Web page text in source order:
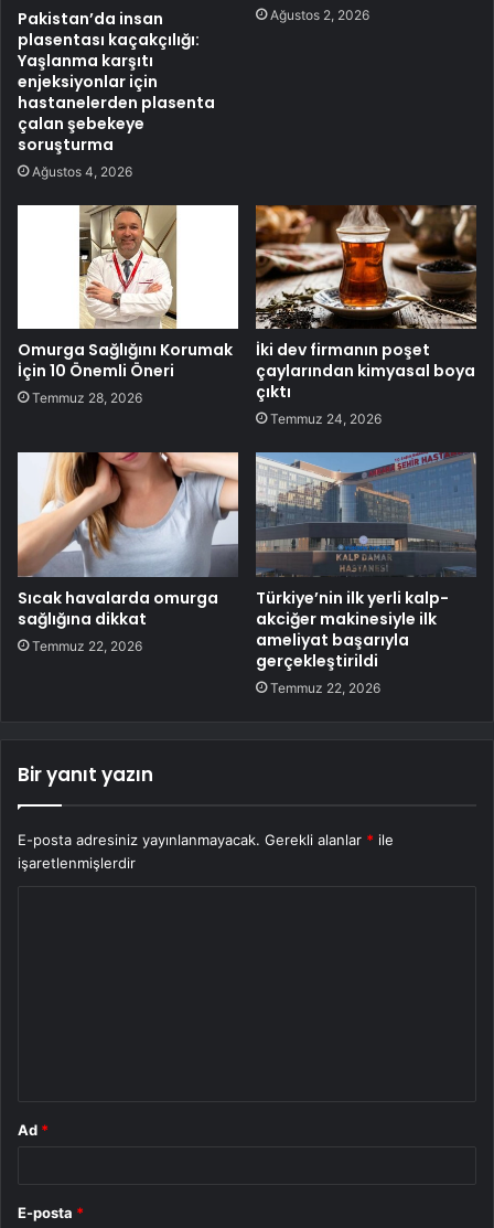
Pakistan’da insan
plasentası kaçakçılığı:
Yaşlanma karşıtı
enjeksiyonlar için
hastanelerden plasenta
çalan şebekeye
soruşturma
Ağustos 4, 2026
Ağustos 2, 2026
Omurga Sağlığını Korumak
İçin 10 Önemli Öneri
Temmuz 28, 2026
İki dev firmanın poşet
çaylarından kimyasal boya
çıktı
Temmuz 24, 2026
Sıcak havalarda omurga
sağlığına dikkat
Temmuz 22, 2026
Türkiye’nin ilk yerli kalp-
akciğer makinesiyle ilk
ameliyat başarıyla
gerçekleştirildi
Temmuz 22, 2026
Bir yanıt yazın
E-posta adresiniz yayınlanmayacak. Gerekli alanlar * ile
işaretlenmişlerdir
Ad *
E-posta *